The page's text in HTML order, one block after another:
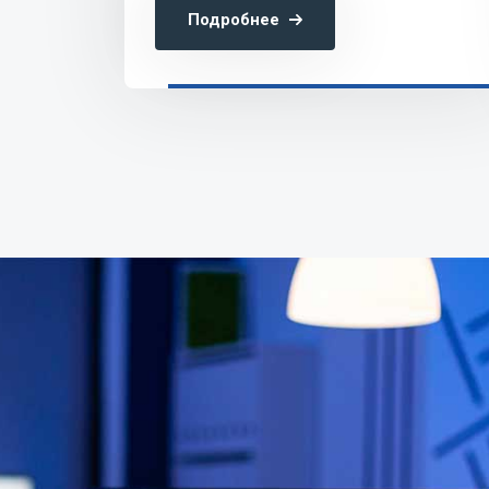
Московской области.
Подробнее